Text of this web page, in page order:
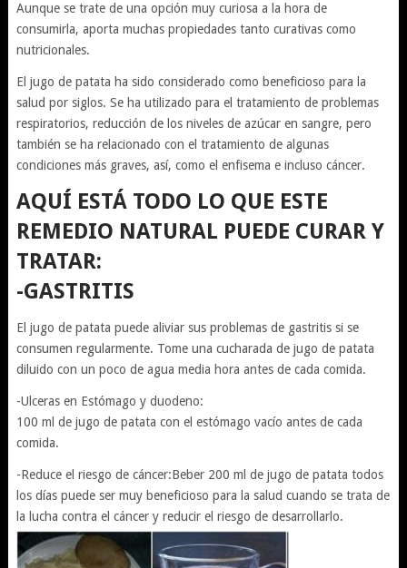
Aunque se trate de una opción muy curiosa a la hora de
consumirla, aporta muchas propiedades tanto curativas como
nutricionales.
El jugo de patata ha sido considerado como beneficioso para la
salud por siglos. Se ha utilizado para el tratamiento de problemas
respiratorios, reducción de los niveles de azúcar en sangre, pero
también se ha relacionado con el tratamiento de algunas
condiciones más graves, así, como el enfisema e incluso cáncer.
AQUÍ ESTÁ TODO LO QUE ESTE
REMEDIO NATURAL PUEDE CURAR Y
TRATAR:
-GASTRITIS
El jugo de patata puede aliviar sus problemas de gastritis si se
consumen regularmente. Tome una cucharada de jugo de patata
diluido con un poco de agua media hora antes de cada comida.
-Ulceras en Estómago y duodeno:
100 ml de jugo de patata con el estómago vacío antes de cada
comida.
-Reduce el riesgo de cáncer:Beber 200 ml de jugo de patata todos
los días puede ser muy beneficioso para la salud cuando se trata de
la lucha contra el cáncer y reducir el riesgo de desarrollarlo.